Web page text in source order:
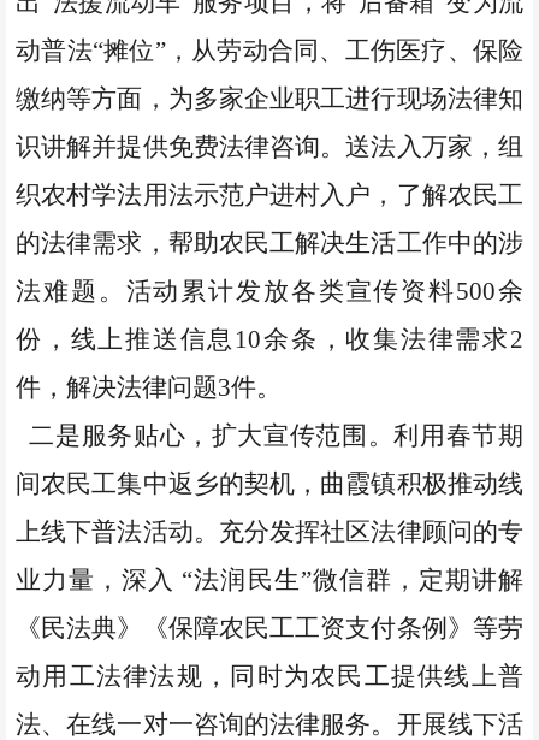
动普法“摊位”，从劳动合同、工伤医疗、保险
缴纳等方面，为多家企业职工进行现场法律知
识讲解并提供免费法律咨询。送法入万家，组
织农村学法用法示范户进村入户，了解农民工
的法律需求，帮助农民工解决生活工作中的涉
法难题。活动累计发放各类宣传资料500余
份，线上推送信息10余条，收集法律需求2
件，解决法律问题3件。
二是服务贴心，扩大宣传范围。利用春节期
间农民工集中返乡的契机，曲霞镇积极推动线
上线下普法活动。充分发挥社区法律顾问的专
业力量，深入 “法润民生”微信群，定期讲解
《民法典》《保障农民工工资支付条例》等劳
动用工法律法规，同时为农民工提供线上普
法、在线一对一咨询的法律服务。开展线下活